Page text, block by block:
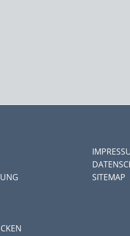
SITEMAP